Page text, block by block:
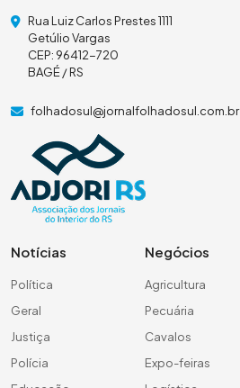
Rua Luiz Carlos Prestes 1111
Getúlio Vargas
CEP: 96412-720
BAGÉ / RS
folhadosul@jornalfolhadosul.com.br
Notícias
Política
Geral
Justiça
Polícia
Negócios
Agricultura
Pecuária
Cavalos
Expo-feiras